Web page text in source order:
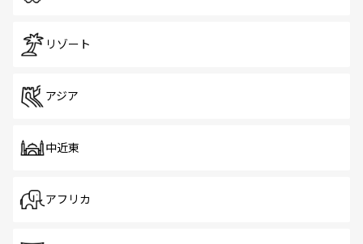
リゾート
アジア
中近東
アフリカ